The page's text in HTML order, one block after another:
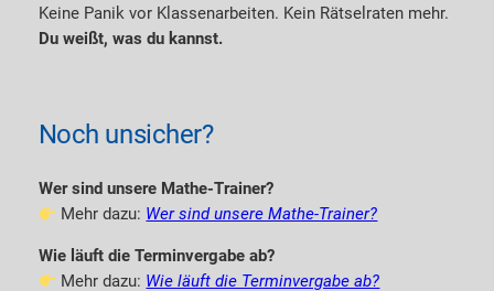
Keine Panik vor Klassenarbeiten. Kein Rätselraten mehr.
Du weißt, was du kannst.
Noch unsicher?
Wer sind unsere Mathe-Trainer?
Mehr dazu: Wer sind unsere Mathe-Trainer?
Wie läuft die Terminvergabe ab?
Mehr dazu: Wie läuft die Terminvergabe ab?